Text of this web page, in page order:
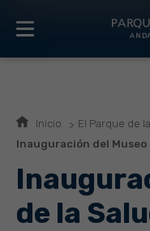
Inicio El Parque de
Inauguración del Museo
de la